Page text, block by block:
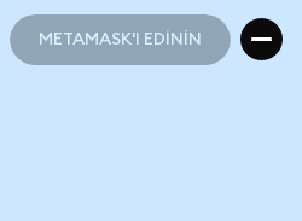
METAMASK'I EDİNİN